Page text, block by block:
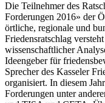
Die Teilnehmer des
Forderungen 2016» der
örtliche, regionale und
Friedensratschlag
wissenschaftlicher
Ideengeber für
Sprecher des Kasseler
organisiert. In diesem
Forderungen unter